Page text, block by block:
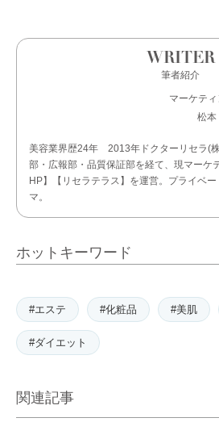
WRITER
筆者紹介
マーケテ
松本
美容業界歴24年 2013年ドクターリセラ(
部・広報部・品質保証部を経て、現マーケ
HP】【リセラテラス】を運営。プライベ
マ。
ホットキーワード
#エステ #化粧品 #美肌
#ダイエット
関連記事